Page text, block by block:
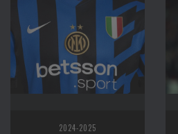
2024-2025